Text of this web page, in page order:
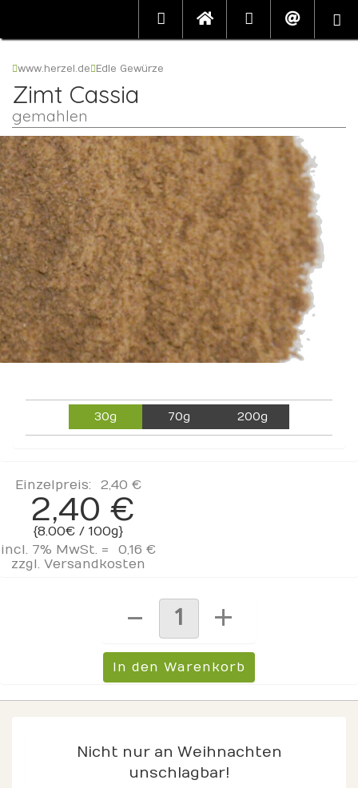
www.herzel.de Edle Gewürze
Zimt Cassia
gemahlen
30g 70g 200g
Einzelpreis: 2,40 €
2,40 €
{8.00€ / 100g}
incl. 7% MwSt. =
0,16 €
zzgl. Versandkosten
Nicht nur an Weihnachten
unschlagbar!